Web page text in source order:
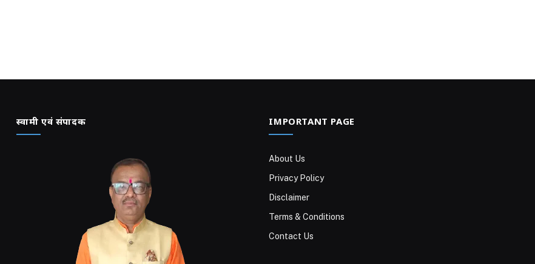
स्वामी एवं संपादक IMPORTANT PAGE
About Us
Privacy Policy
Disclaimer
Terms & Conditions
Contact Us